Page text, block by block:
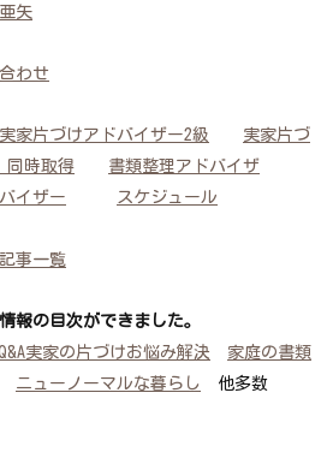
矢
わせ
実家片づけアドバイザー2級
実家片づ
同時取得
書類整理アドバイザ
イザー スケジュール
事一覧
の目次ができました。
実家の片づけお悩み解決
家庭の書類
ニューノーマルな暮らし 他多数